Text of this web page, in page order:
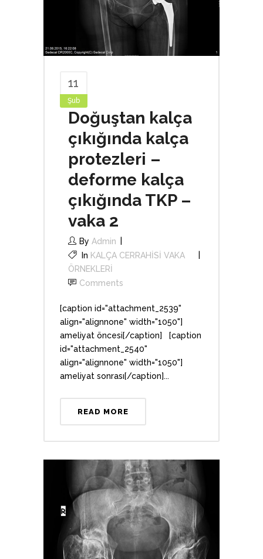
11
Şub
Doğuştan kalça
çıkığında kalça
protezleri –
deforme kalça
çıkığında TKP –
vaka 2
By Admin
In KALÇA CERRAHİSİ VAKA
ÖRNEKLERİ
Comments
[caption id="attachment_2539"
align="alignnone" width="1050"]
ameliyat öncesi[/caption] [caption
id="attachment_2540"
align="alignnone" width="1050"]
ameliyat sonrası[/caption]...
READ MORE